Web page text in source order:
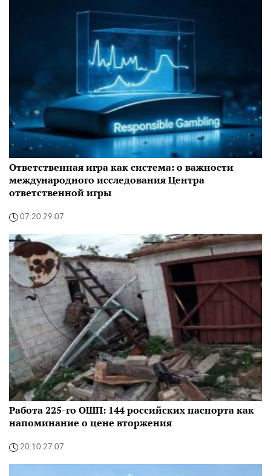
Ответственная игра как система: о важности
международного исследования Центра
ответственной игры
07:20 29.07
Работа 225-го ОШП: 144 российских паспорта как
напоминание о цене вторжения
20:10 27.07